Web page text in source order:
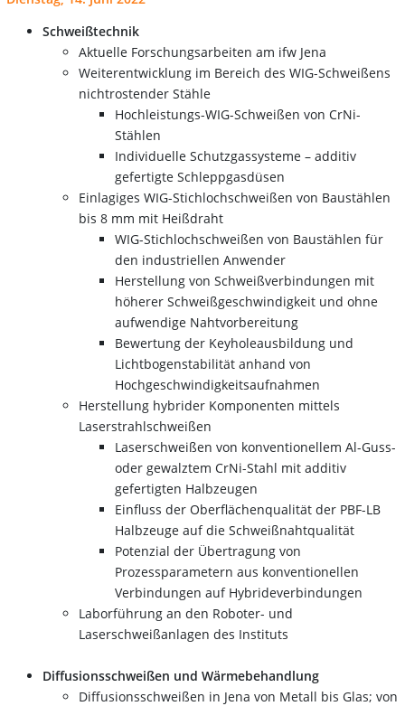
Schweißtechnik
Aktuelle Forschungsarbeiten am ifw Jena
Weiterentwicklung im Bereich des WIG-Schweißens
nichtrostender Stähle
Hochleistungs-WIG-Schweißen von CrNi-
Stählen
Individuelle Schutzgassysteme – additiv
gefertigte Schleppgasdüsen
Einlagiges WIG-Stichlochschweißen von Baustählen
bis 8 mm mit Heißdraht
WIG-Stichlochschweißen von Baustählen für
den industriellen Anwender
Herstellung von Schweißverbindungen mit
höherer Schweißgeschwindigkeit und ohne
aufwendige Nahtvorbereitung
Bewertung der Keyholeausbildung und
Lichtbogenstabilität anhand von
Hochgeschwindigkeitsaufnahmen
Herstellung hybrider Komponenten mittels
Laserstrahlschweißen
Laserschweißen von konventionellem Al-Guss-
oder gewalztem CrNi-Stahl mit additiv
gefertigten Halbzeugen
Einfluss der Oberflächenqualität der PBF-LB
Halbzeuge auf die Schweißnahtqualität
Potenzial der Übertragung von
Prozessparametern aus konventionellen
Verbindungen auf Hybrideverbindungen
Laborführung an den Roboter- und
Laserschweißanlagen des Instituts
Diffusionsschweißen und Wärmebehandlung
Diffusionsschweißen in Jena von Metall bis Glas; von